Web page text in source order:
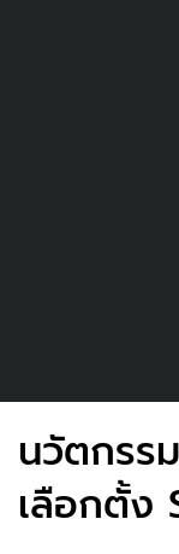
นวัตกรร
เลือกตั้ง